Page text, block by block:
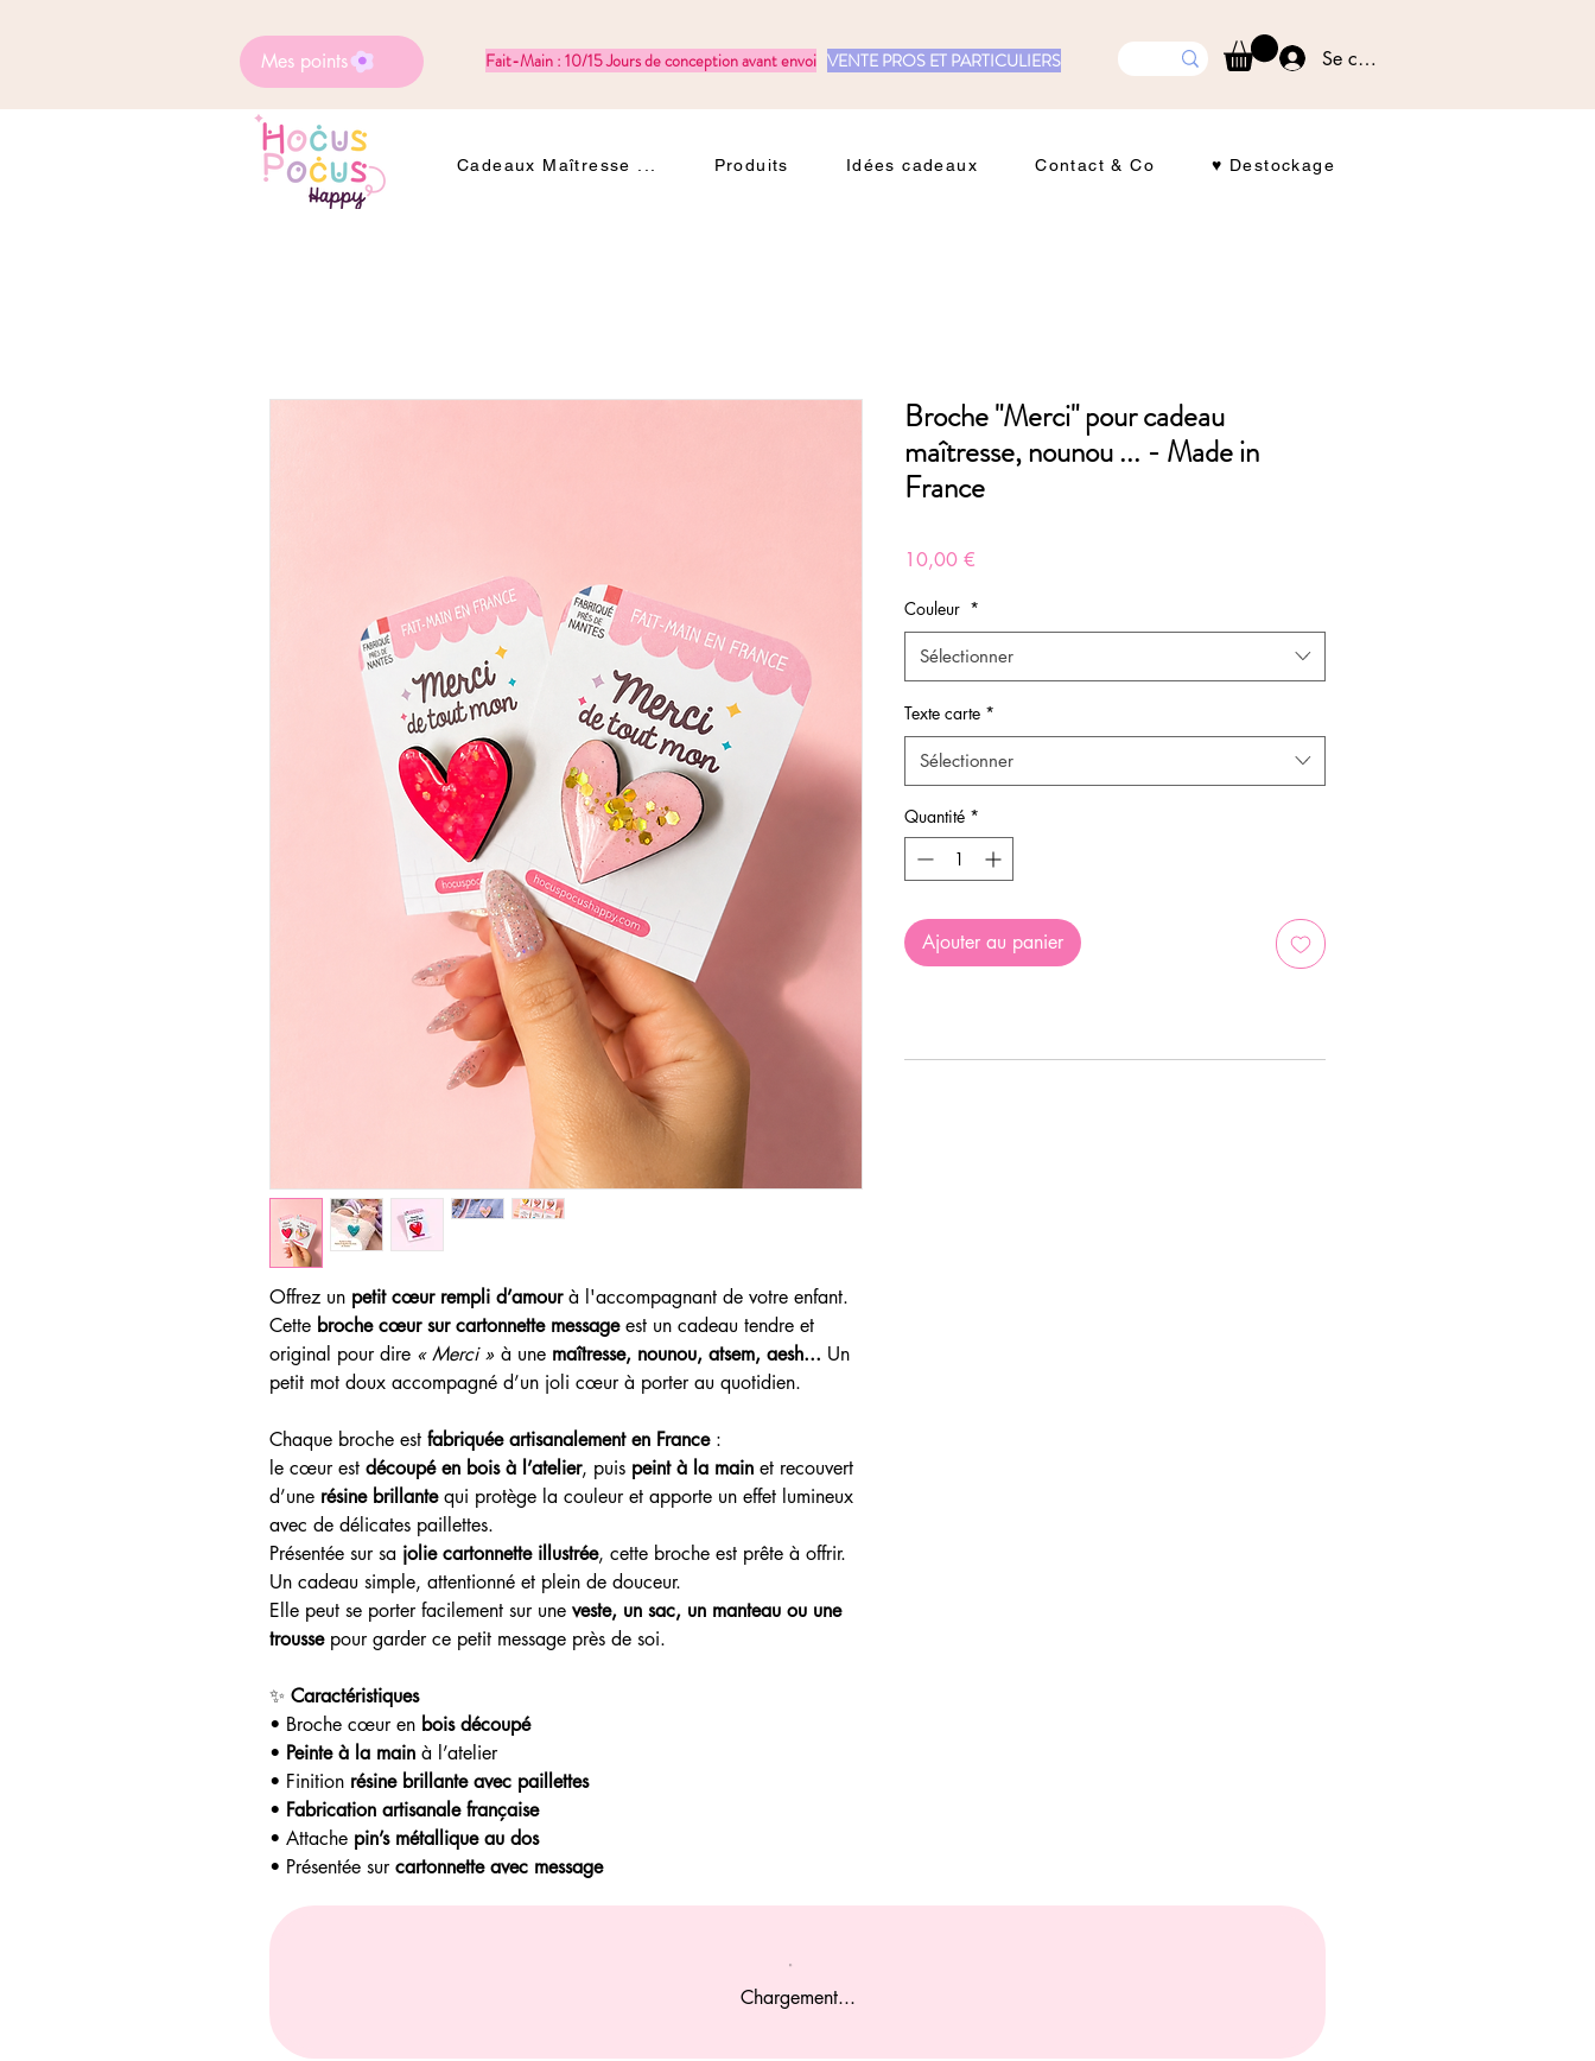
Mes points Fait-Main : 10/15 Jours de conception avant envoi VENTE PROS ET PARTICULIERS Se connecter
Cadeaux Maîtresse ... Produits Idées cadeaux Contact & Co ♥ Destockage
Offrez un petit cœur rempli d’amourà l'accompagnant de votre enfant.
Cette broche cœur sur cartonnette messageest un cadeau tendre et
original pour dire « Merci » à une maîtresse, nounou, atsem, aesh... Un
petit mot doux accompagné d’un joli cœur à porter au quotidien.
Chaque broche est fabriquée artisanalement en France:
le cœur est découpé en bois à l’atelier, puis peint à la main et recouvert
d’une résine brillantequi protège la couleur et apporte un effet lumineux
avec de délicates paillettes.
Présentée sur sa jolie cartonnette illustrée, cette broche est prête à offrir.
Un cadeau simple, attentionné et plein de douceur.
Elle peut se porter facilement sur une veste, un sac, un manteau ou une
troussepour garder ce petit message près de soi.
✨ Caractéristiques
• Broche cœur en bois découpé
• Peinte à la main à l’atelier
• Finition résine brillante avec paillettes
• Fabrication artisanale française
• Attache pin’s métallique au dos
• Présentée surcartonnette avec message
Broche "Merci" pour cadeau
maîtresse, nounou ... - Made in
France
10,00 €
Couleur *
Sélectionner
Texte carte *
Sélectionner
Quantité *
Ajouter au panier
Chargement...